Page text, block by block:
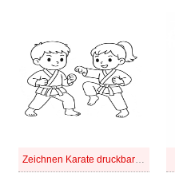
Zeichnen Karate druckbar schlicht